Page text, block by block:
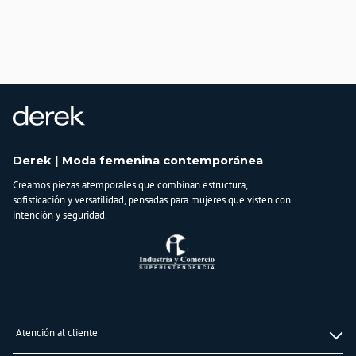
BAGUER S.A.S
lavar y secar con colores similares
Composición:
96%algodon
4%spandex
Derek | Moda femenina contemporánea
Creamos piezas atemporales que combinan estructura,
sofisticación y versatilidad, pensadas para mujeres que visten con
intención y seguridad.
Atención al cliente